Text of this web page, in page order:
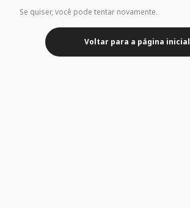
Se quiser, você pode tentar novamente.
Voltar para a página inicial